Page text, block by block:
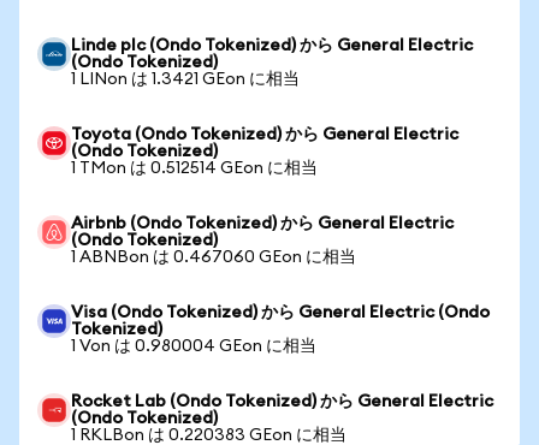
Linde plc (Ondo Tokenized) から General Electric
(Ondo Tokenized)
1 LINon は 1.3421 GEon に相当
Toyota (Ondo Tokenized) から General Electric
(Ondo Tokenized)
1 TMon は 0.512514 GEon に相当
Airbnb (Ondo Tokenized) から General Electric
(Ondo Tokenized)
1 ABNBon は 0.467060 GEon に相当
Visa (Ondo Tokenized) から General Electric (Ondo
Tokenized)
1 Von は 0.980004 GEon に相当
Rocket Lab (Ondo Tokenized) から General Electric
(Ondo Tokenized)
1 RKLBon は 0.220383 GEon に相当